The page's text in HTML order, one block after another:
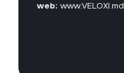
web: www.VELOXI.md